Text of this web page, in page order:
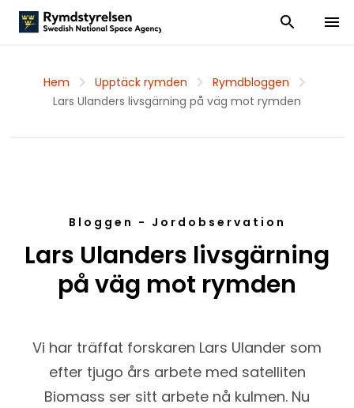
Visa och dölj
Visa
Hem Upptäck rymden
Rymdbloggen
Lars Ulanders livsgärning på väg mot rymden
Bloggen - Jordobservation
Lars Ulanders livsgärning
på väg mot rymden
Vi har träffat forskaren Lars Ulander som
efter tjugo års arbete med satelliten
Biomass ser sitt arbete nå kulmen. Nu